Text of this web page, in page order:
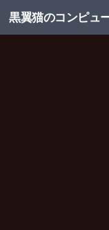
コンテンツへスキッ
黒翼猫のコンピュ